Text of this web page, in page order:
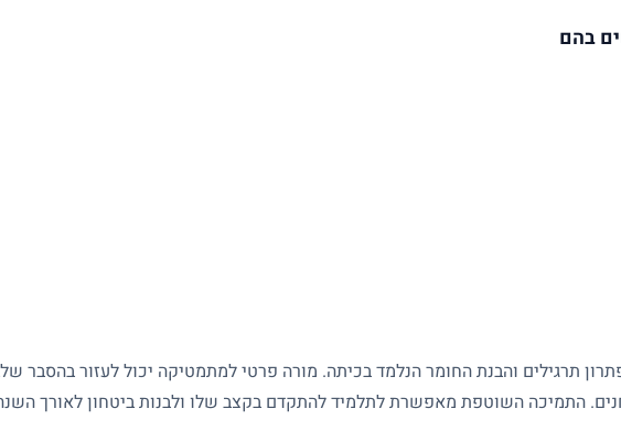
בהם
תרגילים והבנת החומר הנלמד בכיתה. מורה פרטי למתמטיקה יכול לעזור בהסבר
התמיכה השוטפת מאפשרת לתלמיד להתקדם בקצב שלו ולבנות ביטחון לאורך